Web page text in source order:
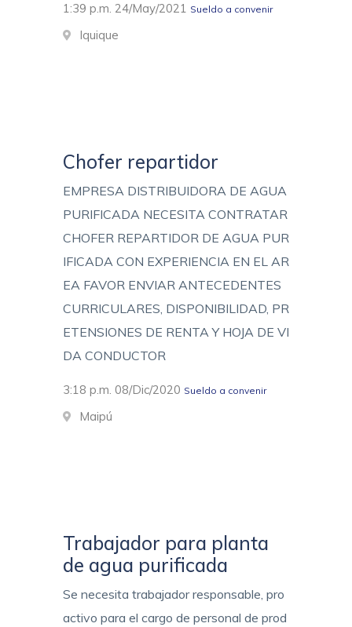
1:39 p.m. 24/May/2021 Sueldo a convenir
Iquique
Chofer repartidor
EMPRESA DISTRIBUIDORA DE AGUA
PURIFICADA NECESITA CONTRATAR
CHOFER REPARTIDOR DE AGUA PUR
IFICADA CON EXPERIENCIA EN EL AR
EA FAVOR ENVIAR ANTECEDENTES
CURRICULARES, DISPONIBILIDAD, PR
ETENSIONES DE RENTA Y HOJA DE VI
DA CONDUCTOR
3:18 p.m. 08/Dic/2020 Sueldo a convenir
Maipú
Trabajador para planta
de agua purificada
Se necesita trabajador responsable, pro
activo para el cargo de personal de prod